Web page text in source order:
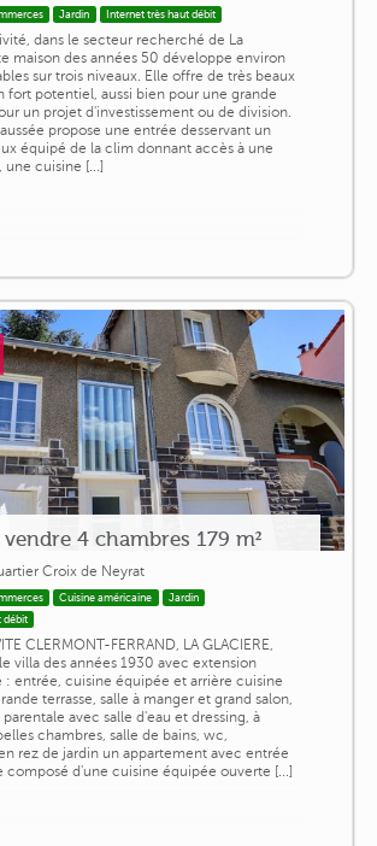
Jardin Internet très haut débit
dans le secteur recherché de La
maison des années 50 développe environ
sur trois niveaux. Elle offre de très beaux
fort potentiel, aussi bien pour une grande
un projet d'investissement ou de division.
propose une entrée desservant un
équipé de la clim donnant accès à une
une cuisine [...]
4 chambres 179 m²
Croix de Neyrat
Cuisine américaine
Jardin
débit
CLERMONT-FERRAND, LA GLACIERE,
villa des années 1930 avec extension
: entrée, cuisine équipée et arrière cuisine
terrasse, salle à manger et grand salon,
avec salle d'eau et dressing, à
chambres, salle de bains, wc,
rez de jardin un appartement avec entrée
composé d'une cuisine équipée ouverte [...]